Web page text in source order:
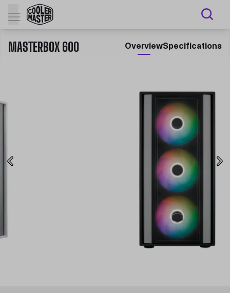
MASTERBOX 600 OverviewSpecifications